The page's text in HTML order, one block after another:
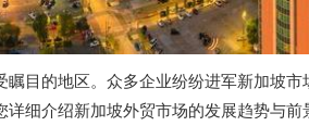
目的地区。众多企业纷纷进军新加坡市
细介绍新加坡外贸市场的发展趋势与前